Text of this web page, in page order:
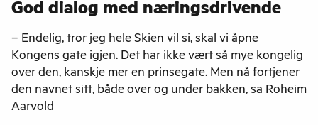
God dialog med næringsdrivende
– Endelig, tror jeg hele Skien vil si, skal vi åpne
Kongens gate igjen. Det har ikke vært så mye kongelig
over den, kanskje mer en prinsegate. Men nå fortjener
den navnet sitt, både over og under bakken, sa Roheim
Aarvold